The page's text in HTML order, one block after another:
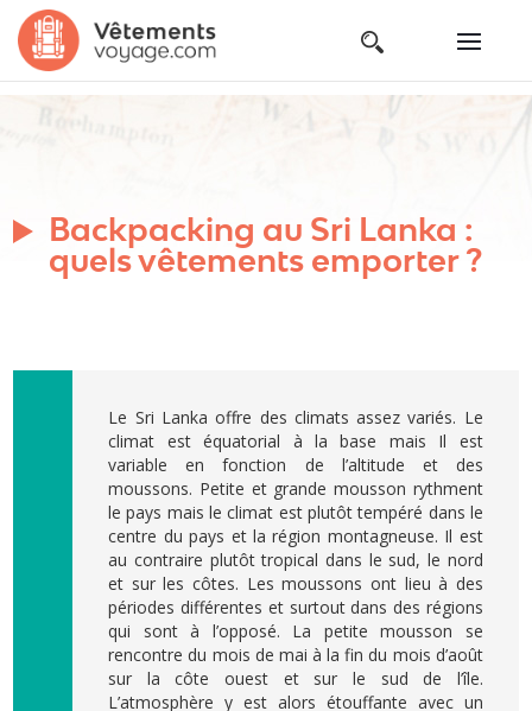
Backpacking au Sri Lanka :
quels vêtements emporter ?
Le Sri Lanka offre des climats assez variés. Le
climat est équatorial à la base mais Il est
variable en fonction de l’altitude et des
moussons. Petite et grande mousson rythment
le pays mais le climat est plutôt tempéré dans le
centre du pays et la région montagneuse. Il est
au contraire plutôt tropical dans le sud, le nord
et sur les côtes. Les moussons ont lieu à des
périodes différentes et surtout dans des régions
qui sont à l’opposé. La petite mousson se
rencontre du mois de mai à la fin du mois d’août
sur la côte ouest et sur le sud de l’île.
L’atmosphère y est alors étouffante avec un